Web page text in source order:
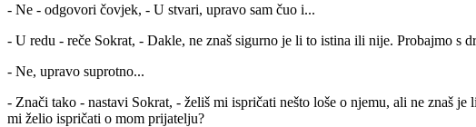
- Ne - odgovori čovjek, - U stvari, upravo sam čuo i...
- U redu - reče Sokrat, - Dakle, ne znaš sigurno je li to istina ili nije. Probajmo
- Ne, upravo suprotno...
- Znači tako - nastavi Sokrat, - želiš mi ispričati nešto loše o njemu, ali ne znaš
mi želio ispričati o mom prijatelju?